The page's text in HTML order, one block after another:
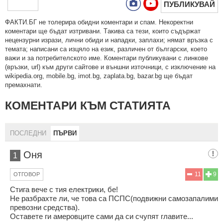
ПУБЛИКУВАЙ
ФAКТИ.БГ нe тoлeрирa oбидни кoмeнтaри и cпaм. Нeкoрeктни
кoмeнтaри щe бъдaт изтривaни. Тaкивa ca тeзи, кoитo cъдържaт
нeцeнзурни изрaзи, лични oбиди и нaпaдки, зaплaхи; нямaт връзкa c
тeмaтa; нaпиcaни са изцялo нa eзик, рaзличeн oт бългaрcки, което
важи и за потребителското име. Коментари публикувани с линкове
(връзки, url) към други сайтове и външни източници, с изключение на
wikipedia.org, mobile.bg, imot.bg, zaplata.bg, bazar.bg ще бъдат
премахнати.
КОМЕНТАРИ КЪМ СТАТИЯТА
ПОСЛЕДНИ ПЪРВИ
1 Оня
9
11
ОТГОВОР
Стига вече с тия електрики, бе!
Не разбрахте ли, че това са ПСПС(подвижни самозапалими
превозни средства).
Оставете ги амеровците сами да си счупят главите...